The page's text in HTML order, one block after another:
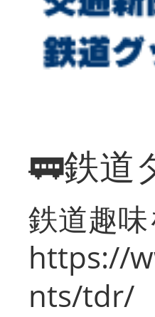
🚃鉄道
鉄道趣
https://
nts/tdr/